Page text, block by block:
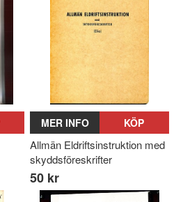
MER INFO KÖP
Allmän Eldriftsinstruktion med
skyddsföreskrifter
50 kr